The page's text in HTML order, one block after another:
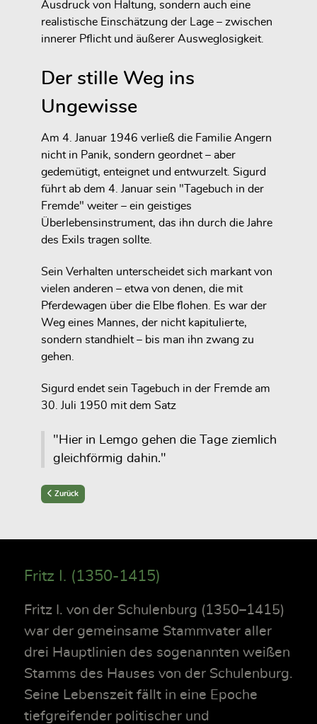
Ausdruck von Haltung, sondern auch eine
realistische Einschätzung der Lage – zwischen
innerer Pflicht und äußerer Ausweglosigkeit.
Der stille Weg ins
Ungewisse
Am 4. Januar 1946 verließ die Familie Angern
nicht in Panik, sondern geordnet – aber
gedemütigt, enteignet und entwurzelt. Sigurd
führt ab dem 4. Januar sein "Tagebuch in der
Fremde" weiter – ein geistiges
Überlebensinstrument, das ihn durch die Jahre
des Exils tragen sollte.
Sein Verhalten unterscheidet sich markant von
vielen anderen – etwa von denen, die mit
Pferdewagen über die Elbe flohen. Es war der
Weg eines Mannes, der nicht kapitulierte,
sondern standhielt – bis man ihn zwang zu
gehen.
Sigurd endet sein Tagebuch in der Fremde am
30. Juli 1950 mit dem Satz
"Hier in Lemgo gehen die Tage ziemlich
gleichför­mig dahin."
Previous article: Bodenreform und Enteignung in Angern
Zurück
Fritz I. (1350-1415)
Fritz I. von der Schulenburg (1350–1415)
war der gemeinsame Stammvater aller
drei Hauptlinien des sogenannten weißen
Stamms des Hauses von der Schulenburg.
Seine Lebenszeit fällt in eine Epoche
tiefgreifender politischer und